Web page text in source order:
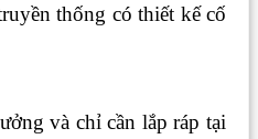
thống có thiết kế cố
và chỉ cần lắp ráp tại